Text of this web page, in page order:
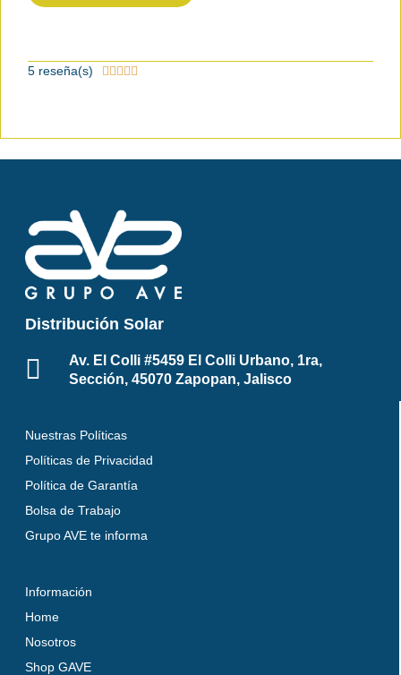
5 reseña(s)     
Distribución Solar
Av. El Colli #5459 El Colli Urbano, 1ra,
Sección, 45070 Zapopan, Jalisco
Nuestras Políticas
Políticas de Privacidad
Política de Garantía
Bolsa de Trabajo
Grupo AVE te informa
Información
Home
Nosotros
Shop GAVE